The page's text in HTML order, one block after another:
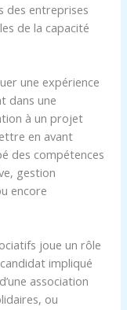
des entreprises
de la capacité
une expérience
dans une
à un projet
en avant
des compétences
gestion
encore
joue un rôle
impliqué
association
ou